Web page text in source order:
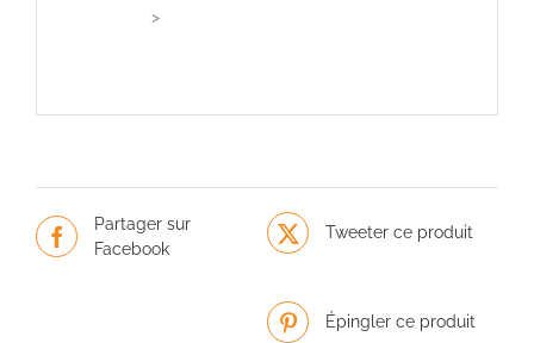
>
Partager sur
Facebook
Tweeter ce produit
Épingler ce produit